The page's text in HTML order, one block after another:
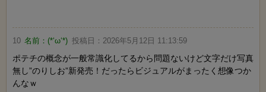
10 名前： (*‘ω‘*) 投稿日： 2026年5月12日 11:13:59
ポテチの概念が一般常識化してるから問題ないけど文字だけ写真
無し”のりしお”新発売！だったらビジュアルがまったく想像つか
んなｗ